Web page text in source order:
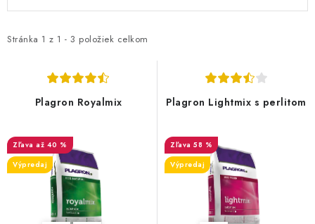
i
d
u
k
Stránka 1 z 1 - 3 položiek celkom
e
r
o
d
Plagron Royalmix
až 40 %
Výpredaj
Plagron Lightmix s perlitom
58 %
Výpredaj